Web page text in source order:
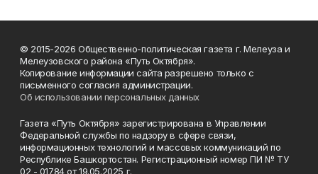
© 2015-2026 Общественно-политическая газета г. Мелеуза и
Мелеузовского района «Путь Октября».
Копирование информации сайта разрешено только с
письменного согласия администрации.
Об использовании персональных данных
Газета «Путь Октября» зарегистрирована в Управлении
Федеральной службы по надзору в сфере связи,
информационных технологий и массовых коммуникаций по
Республике Башкортостан. Регистрационный номер ПИ № ТУ
02 - 01784 от 19.05.2025 г.